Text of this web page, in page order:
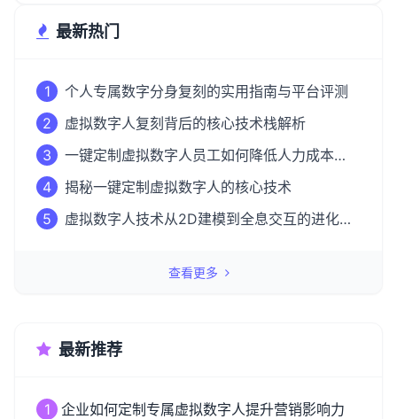
最新热门
1
个人专属数字分身复刻的实用指南与平台评测
2
虚拟数字人复刻背后的核心技术栈解析
3
一键定制虚拟数字人员工如何降低人力成本
50%？
4
揭秘一键定制虚拟数字人的核心技术
5
虚拟数字人技术从2D建模到全息交互的进化之
查看更多
最新推荐
1
企业如何定制专属虚拟数字人提升营销影响力